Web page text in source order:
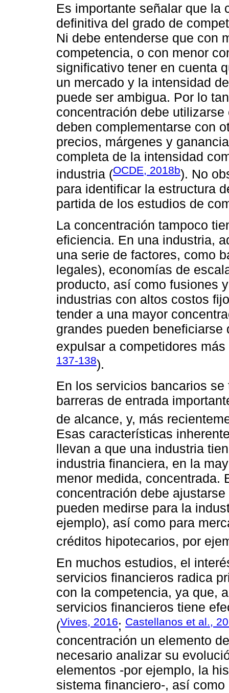
Es importante señalar que la
definitiva del grado de
Ni debe entenderse que con
competencia, o con menor
significativo tener en cuenta
un mercado y la intensidad
puede ser ambigua. Por lo
concentración debe
deben complementarse con
precios, márgenes y
completa de la intensidad
industria (OCDE, 2018b). No
para identificar la estructura
partida de los estudios de
La concentración tampoco
eficiencia. En una industria,
una serie de factores, como
legales), economías de
producto, así como fusiones
industrias con altos costos
tender a una mayor
grandes pueden
expulsar a competidores
137-138).
En los servicios bancarios
barreras de entrada
de alcance, y, más
Esas características
llevan a que una industria
industria financiera, en la
menor medida, concentrada.
concentración debe
pueden medirse para la
ejemplo), así como para
créditos hipotecarios, por
En muchos estudios, el
servicios fi­nancieros radica
con la competencia, ya que,
servicios financieros tiene
(Vives, 2016; Castellanos et al.,
concentración un elemento
necesario analizar su
elementos -por ejemplo, la
sistema financiero-, así